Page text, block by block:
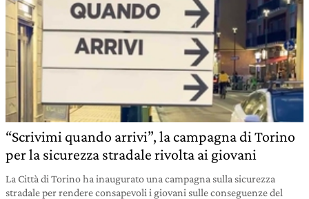
“Scrivimi quando arrivi”, la campagna di Torino
per la sicurezza stradale rivolta ai giovani
La Città di Torino ha inaugurato una campagna sulla sicurezza
stradale per rendere consapevoli i giovani sulle conseguenze del